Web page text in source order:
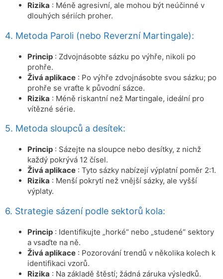
Rizika : Méně agresivní, ale mohou být neúčinné v
dlouhých sériích proher.
4. Metoda Paroli (nebo Reverzní Martingale):
Princip : Zdvojnásobte sázku po výhře, nikoli po
prohře.
Živá aplikace : Po výhře zdvojnásobte svou sázku; po
prohře se vraťte k původní sázce.
Rizika : Méně riskantní než Martingale, ideální pro
vítězné série.
5. Metoda sloupců a desítek:
Princip : Sázejte na sloupce nebo desítky, z nichž
každý pokrývá 12 čísel.
Živá aplikace : Tyto sázky nabízejí výplatní poměr 2:1.
Rizika : Menší pokrytí než vnější sázky, ale vyšší
výplaty.
6. Strategie sázení podle sektorů kola:
Princip : Identifikujte „horké“ nebo „studené“ sektory
a vsaďte na ně.
Živá aplikace : Pozorování trendů v několika kolech k
identifikaci vzorů.
Rizika : Na základě štěstí; žádná záruka výsledků.